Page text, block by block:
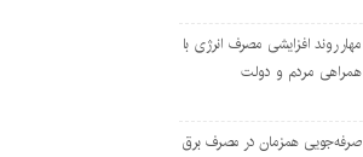
مهار روند افزایشی مصرف انرژی با
همراهی مردم و دولت
صرفه‌جویی همزمان در مصرف برق